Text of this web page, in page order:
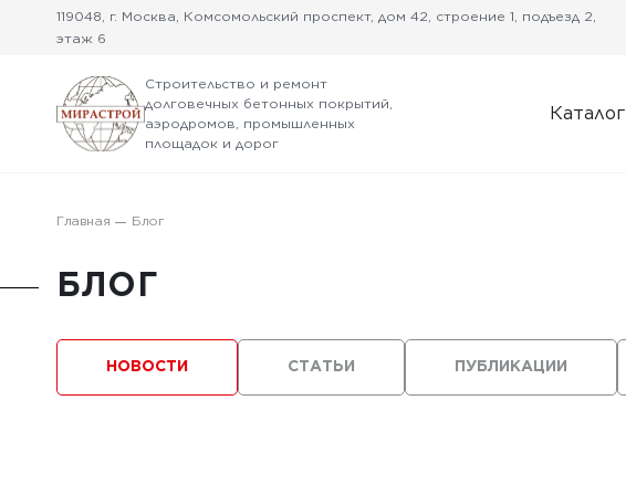
119048, г. Москва, Комсомольский проспект, дом 42, строение 1, подъезд 2,
этаж 6
Строительство и ремонт
долговечных бетонных покрытий,
аэродромов, промышленных
площадок и дорог
Каталог
Главная Блог
БЛОГ
ПУБЛИКАЦИИ
НОВОСТИ СТАТЬИ